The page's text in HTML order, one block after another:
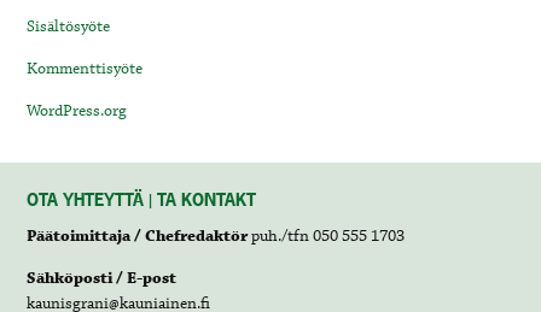
Sisältösyöte
Kommenttisyöte
WordPress.org
OTA YHTEYTTÄ | TA KONTAKT
Päätoimittaja / Chefredaktörpuh./tfn 050 555 1703
Sähköposti / E-post
kaunisgrani@kauniainen.fi